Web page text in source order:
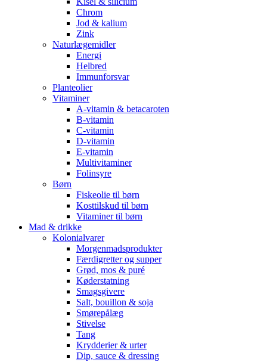
Chrom
Jod & kalium
Zink
Naturlægemidler
Energi
Helbred
Immunforsvar
Planteolier
Vitaminer
A-vitamin & betacaroten
B-vitamin
C-vitamin
D-vitamin
E-vitamin
Multivitaminer
Folinsyre
Børn
Fiskeolie til børn
Kosttilskud til børn
Vitaminer til børn
Mad & drikke
Kolonialvarer
Morgenmadsprodukter
Færdigretter og supper
Grød, mos & puré
Køderstatning
Smagsgivere
Salt, bouillon & soja
Smørepålæg
Stivelse
Tang
Krydderier & urter
Dip, sauce & dressing